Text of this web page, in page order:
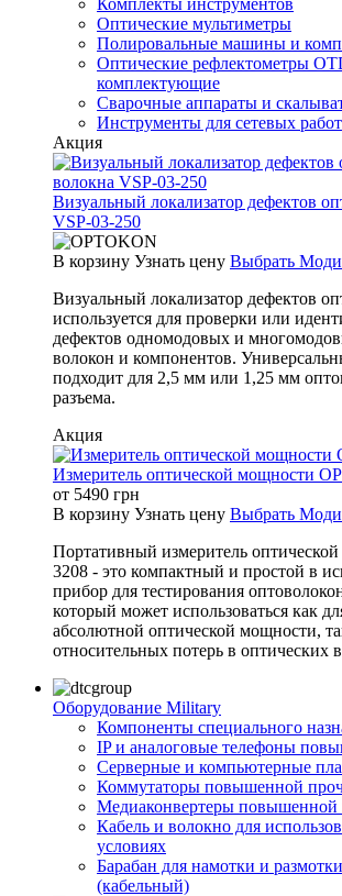
Комплекты инструментов
Оптические мультиметры
Полировальные машины и
Оптические рефлектометры
комплектующие
Сварочные аппараты и
Инструменты для сетевых работ
Акция
Визуальный локализатор дефектов
VSP-03-250
В корзину Узнать цену Выбрать
Визуальный локализатор дефектов
используется для проверки или
дефектов одномодовых и
волокон и компонентов.
подходит для 2,5 мм или 1,25 мм
разъема.
Акция
Измеритель оптической мощности
от 5490 грн
В корзину Узнать цену Выбрать
Портативный измеритель
3208 - это компактный и простой в
прибор для тестирования
который может использоваться как
абсолютной оптической мощности,
относительных потерь в оптических
Оборудование Military
Компоненты специального
IP и аналоговые телефоны
Серверные и компьютерные
Коммутаторы повышенной
Медиаконвертеры повышенной
Кабель и волокно для
условиях
Барабан для намотки и
(кабельный)